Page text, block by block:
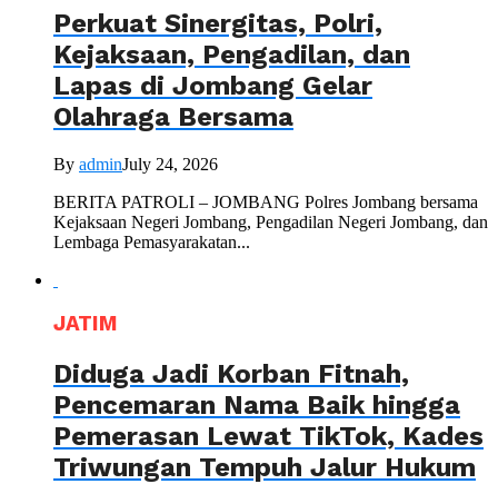
Perkuat Sinergitas, Polri,
Kejaksaan, Pengadilan, dan
Lapas di Jombang Gelar
Olahraga Bersama
By adminJuly 24, 2026
BERITA PATROLI – JOMBANG Polres Jombang bersama
Kejaksaan Negeri Jombang, Pengadilan Negeri Jombang, dan
Lembaga Pemasyarakatan...
JATIM
Diduga Jadi Korban Fitnah,
Pencemaran Nama Baik hingga
Pemerasan Lewat TikTok, Kades
Triwungan Tempuh Jalur Hukum